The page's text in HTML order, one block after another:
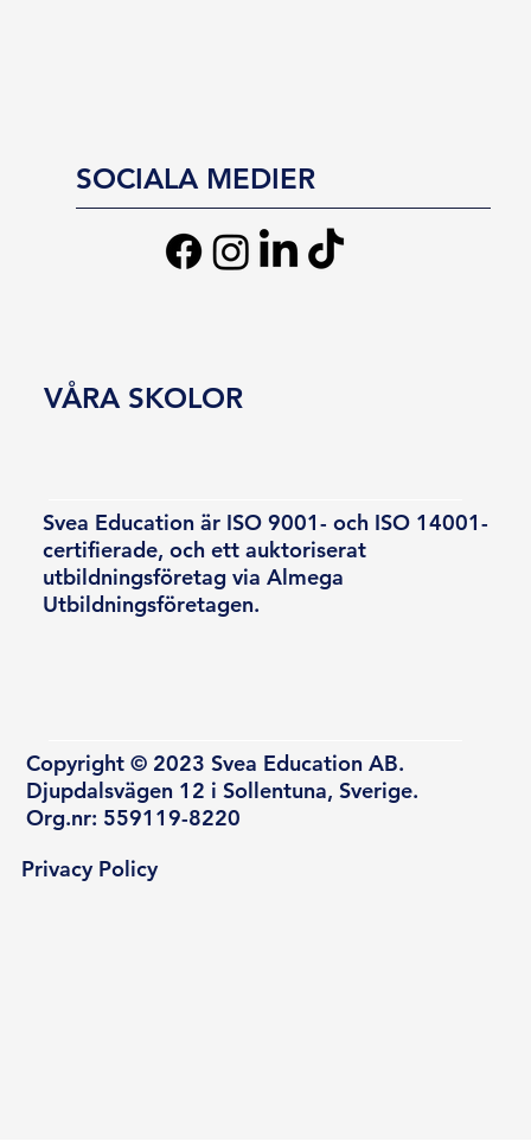
SOCIALA MEDIER
Svea Education är ISO 9001- och ISO 14001-
certifierade, och ett auktoriserat
utbildningsföretag via Almega
Utbildningsföretagen.
Copyright © 2023 Svea Education AB.
Djupdalsvägen 12 i Sollentuna, Sverige.
Org.nr: 559119-8220
VÅRA SKOLOR
Privacy Policy